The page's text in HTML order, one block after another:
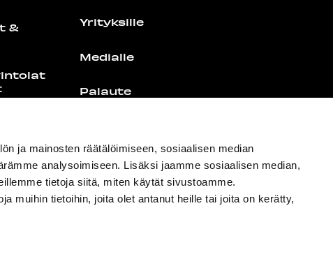
ja mainosten räätälöimiseen, sosiaalisen median
analysoimiseen. Lisäksi jaamme sosiaalisen median,
tietoja siitä, miten käytät sivustoamme.
muihin tietoihin, joita olet antanut heille tai joita on kerätty,
&
Yrityksille
Medialle
Palaute